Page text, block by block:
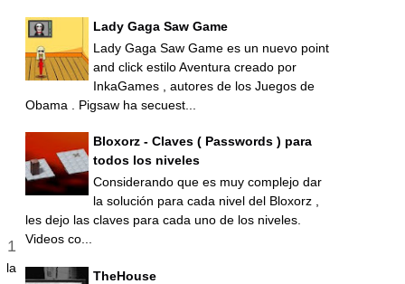
la
Lady Gaga Saw Game
Lady Gaga Saw Game es un nuevo point
and click estilo Aventura creado por
InkaGames , autores de los Juegos de
Obama . Pigsaw ha secuest...
Bloxorz - Claves ( Passwords ) para
todos los niveles
Considerando que es muy complejo dar
la solución para cada nivel del Bloxorz ,
les dejo las claves para cada uno de los niveles.
Videos co...
TheHouse